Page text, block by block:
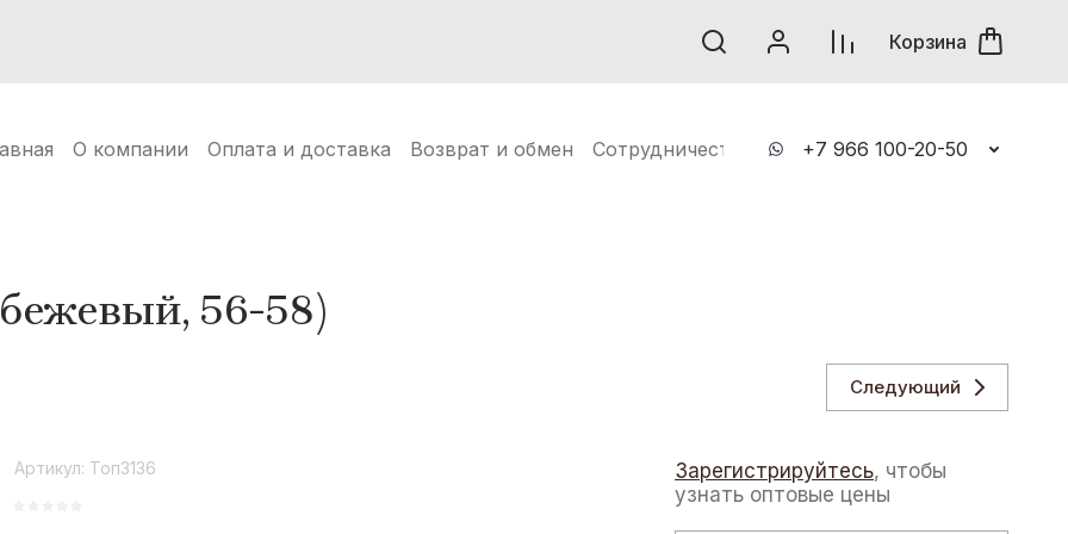
Корзина
О компании Оплата и доставка Возврат и обмен Сотрудничество Контакты
+7 966 100-20-50
56-58)
Следующий
Артикул: Топ3136 Зарегистрируйтесь, чтобы
узнать оптовые цены